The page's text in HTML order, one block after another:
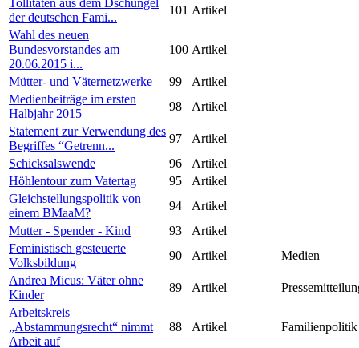
der deutschen Fami...
101 Artikel
Wahl des neuen
Bundesvorstandes am
20.06.2015 i...
100 Artikel
Mütter- und Väternetzwerke 99
Artikel
Medienbeiträge im ersten
Halbjahr 2015
98
Artikel
Statement zur Verwendung des
Begriffes “Getrenn...
97
Artikel
Schicksalswende
96
Artikel
Höhlentour zum Vatertag
95
Artikel
Gleichstellungspolitik von
einem BMaaM?
94
Artikel
Mutter - Spender - Kind
93
Artikel
Feministisch gesteuerte
Volksbildung
90 Artikel
Medien
Andrea Micus: Väter ohne
Kinder
89 Artikel
Arbeitskreis
„Abstammungsrecht“ nimmt
Arbeit auf
88 Artikel Familienpolitik